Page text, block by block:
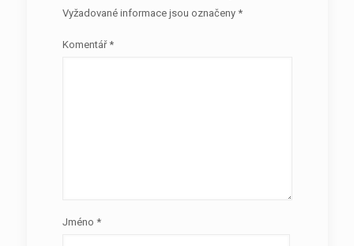
Vyžadované informace jsou označeny *
Komentář *
Jméno *